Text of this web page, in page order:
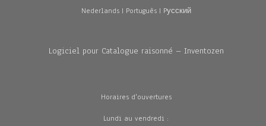
Nederlands| Português| Pусский
Logiciel pour Catalogue raisonné – Inventozen
Horaires d'ouvertures
Lundi au vendredi :